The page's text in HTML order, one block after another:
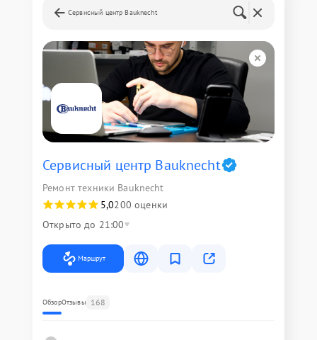
Сервисный центр Bauknecht
Сервисный центр Bauknecht
Ремонт техники Bauknecht
5,0200 оценки
Открыто до 21:00
Маршрут
ОбзорОтзывы 168